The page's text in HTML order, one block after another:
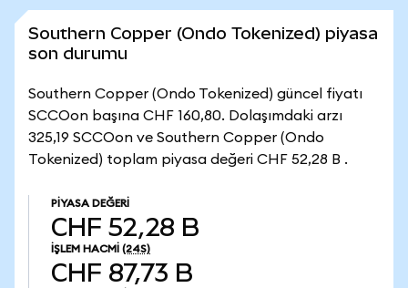
Southern Copper (Ondo Tokenized) piyasa
son durumu
Southern Copper (Ondo Tokenized) güncel fiyatı
SCCOon başına CHF 160,80. Dolaşımdaki arzı
325,19 SCCOon ve Southern Copper (Ondo
Tokenized) toplam piyasa değeri CHF 52,28 B .
PIYASA DEĞERI
CHF 52,28 B
İŞLEM HACMI (24S)
CHF 87,73 B